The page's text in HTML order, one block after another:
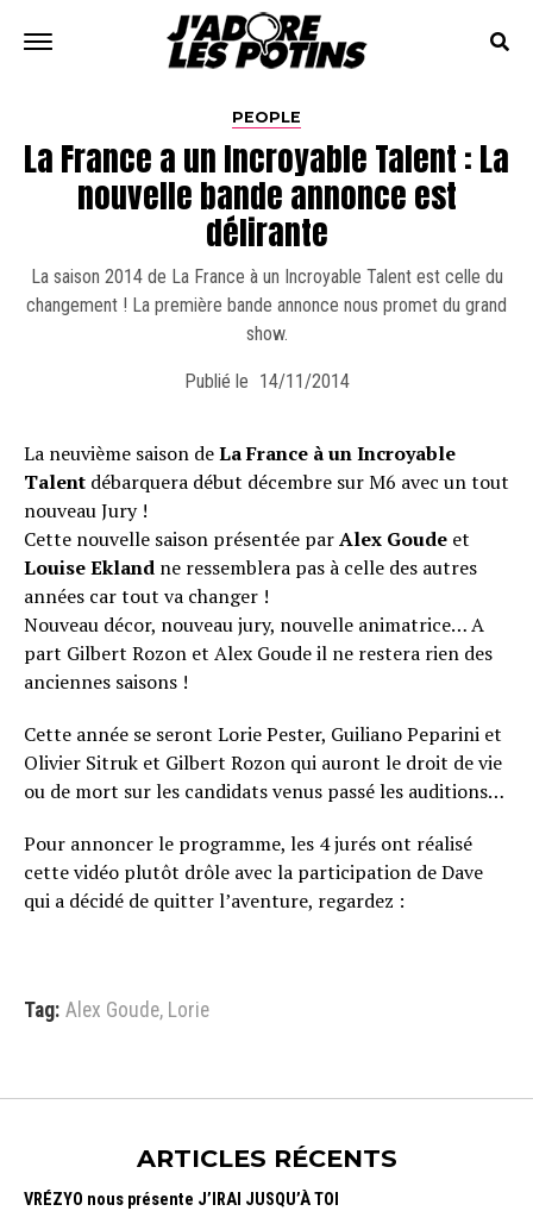
PEOPLE
La France a un Incroyable Talent : La
nouvelle bande annonce est
délirante
La saison 2014 de La France à un Incroyable Talent est celle du
changement ! La première bande annonce nous promet du grand
show.
Publié le 14/11/2014
La neuvième saison deLa France à un Incroyable
Talent débarquera début décembre sur M6 avec un tout
nouveau Jury !
Cette nouvelle saison présentée parAlex Goude et
Louise Ekland ne ressemblera pas à celle des autres
années car tout va changer !
Nouveau décor, nouveau jury, nouvelle animatrice… A
part Gilbert Rozon et Alex Goude il ne restera rien des
anciennes saisons !
Cette année se seront Lorie Pester, Guiliano Peparini et
Olivier Sitruk et Gilbert Rozon qui auront le droit de vie
ou de mort sur les candidats venus passé les auditions…
Pour annoncer le programme, les 4 jurés ont réalisé
cette vidéo plutôt drôle avec la participation de Dave
qui a décidé de quitter l’aventure, regardez :
Tag: Alex Goude, Lorie
ARTICLES RÉCENTS
VRÉZYO nous présente J’IRAI JUSQU’À TOI